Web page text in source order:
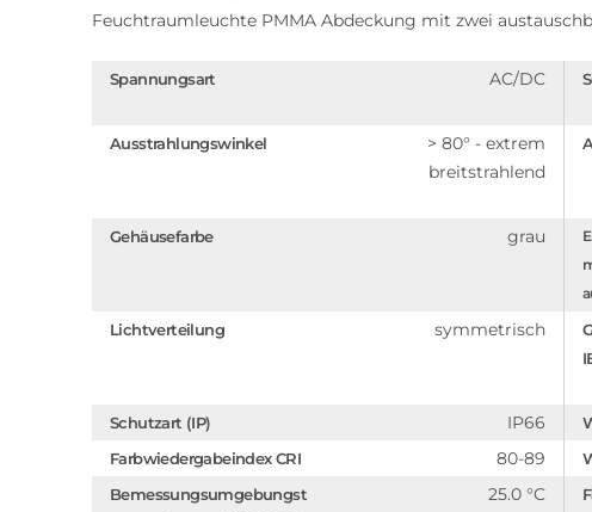
Feuchtraumleuchte PMMA Abdeckung mit zwei
Spannungsart AC/DC
Ausstrahlungswinkel
> 80° - extrem
breitstrahlend
Gehäusefarbe grau
Lichtverteilung symmetrisch
Schutzart (IP) IP66
Farbwiedergabeindex CRI 80-89
Bemessungsumgebungst
25.0 °C